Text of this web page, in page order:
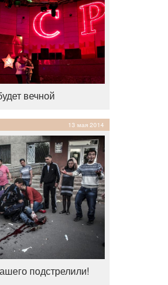
вечной
13 мая 2014
подстрелили!